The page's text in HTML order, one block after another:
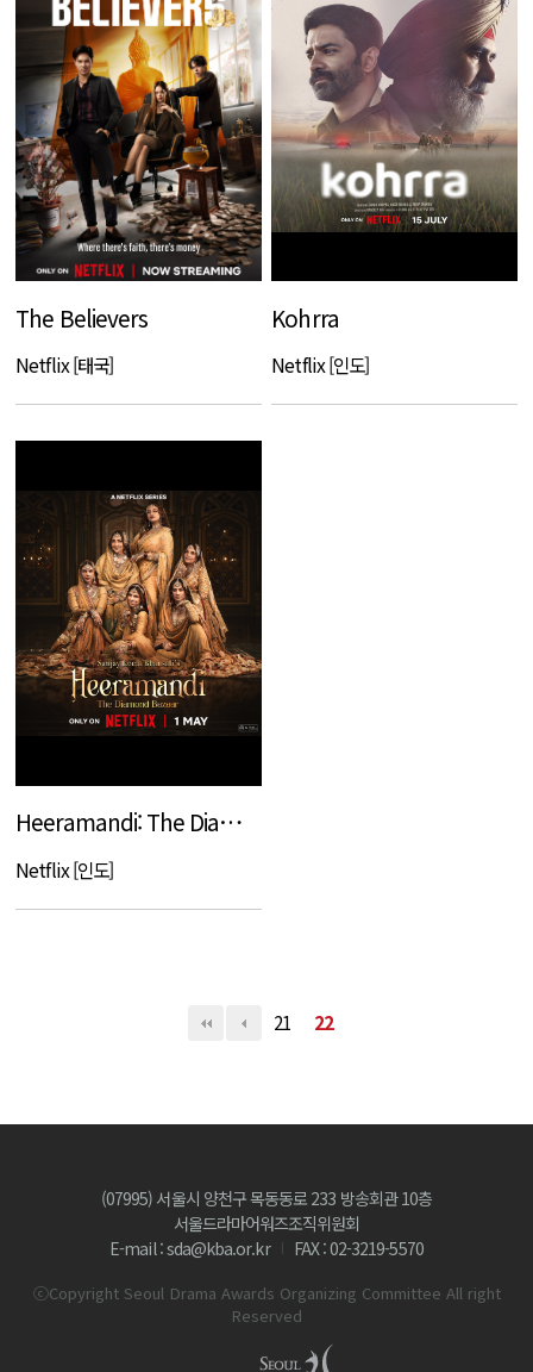
The Believers
Netflix [태국]
Kohrra
Netflix [인도]
Heeramandi: The Diamond Bazaar
Netflix [인도]
21 22
(07995) 서울시 양천구 목동동로 233 방송회관 10층
서울드라마어워즈조직위원회
E-mail : sda@kba.or.kr
FAX : 02-3219-5570
ⓒCopyright Seoul Drama Awards Organizing Committee All right
Reserved